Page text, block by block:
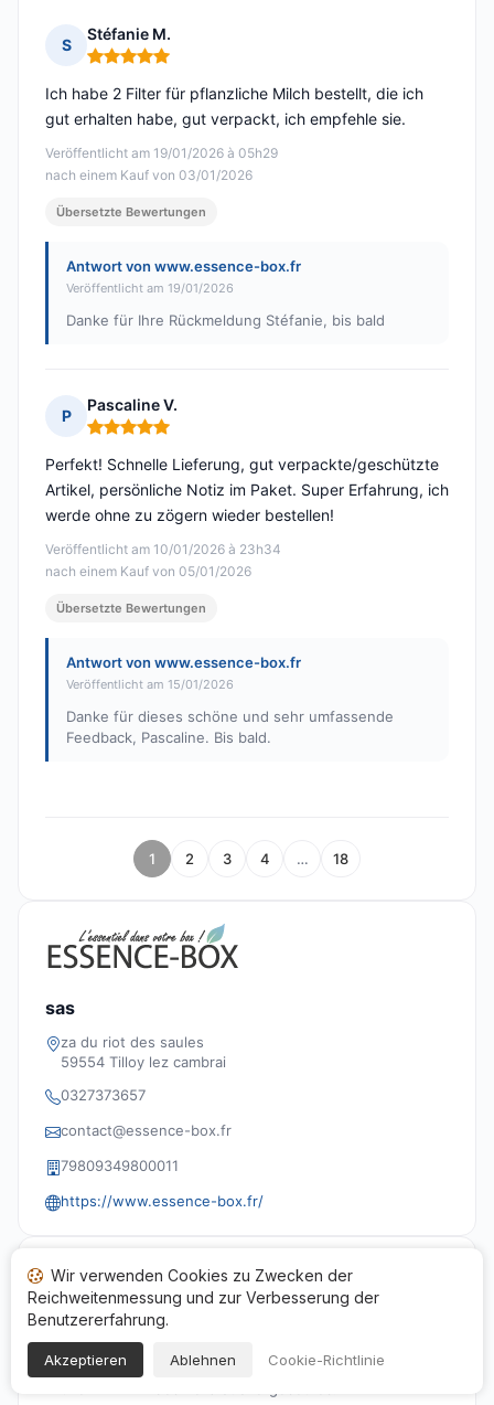
S
Stéfanie M.
Hinweis: 5 von 5
Veröffentlicht am 19/01/2026 à 05h29
nach einem Kauf von 03/01/2026
Ich habe 2 Filter für pflanzliche Milch bestellt, die ich
gut erhalten habe, gut verpackt, ich empfehle sie.
Übersetzte Bewertungen
Antwort von www.essence-box.fr
Veröffentlicht am 19/01/2026
Danke für Ihre Rückmeldung Stéfanie, bis bald
P
Pascaline V.
Hinweis: 5 von 5
Veröffentlicht am 10/01/2026 à 23h34
nach einem Kauf von 05/01/2026
Perfekt! Schnelle Lieferung, gut verpackte/geschützte
Artikel, persönliche Notiz im Paket. Super Erfahrung, ich
werde ohne zu zögern wieder bestellen!
Übersetzte Bewertungen
Antwort von www.essence-box.fr
Veröffentlicht am 15/01/2026
Danke für dieses schöne und sehr umfassende
Feedback, Pascaline. Bis bald.
1 2 3 4 … 18
sas
za du riot des saules
59554 Tilloy lez cambrai
0327373657
contact@essence-box.fr
79809349800011
https://www.essence-box.fr/
Konformität
Der Prozess zur Sammlung und Verwaltung der
Bewertungen der Seite
den Qualitäts- und Transparenzanforderungen der
Gesellschaft für Garantierte Bewertungen und dem
Wir verwenden Cookies zu Zwecken der
Reichweitenmessung und zur Verbesserung der
Benutzererfahrung.
Akzeptieren Ablehnen Cookie-Richtlinie